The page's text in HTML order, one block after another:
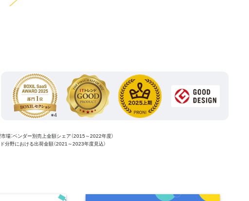
：ベンダー別売上金額シェア（2015～2022年度）
分野における出荷金額（2021～2023年度見込）